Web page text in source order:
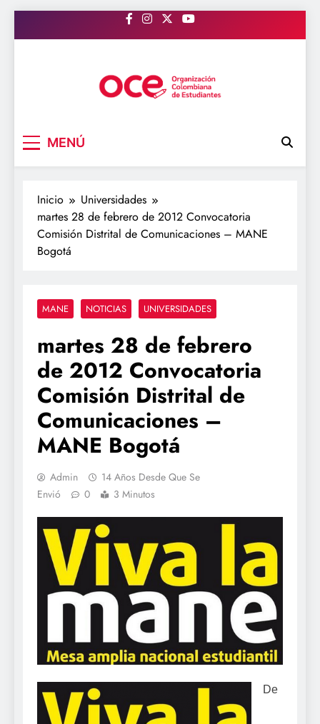
al
MENÚ
Inicio
Universidades
martes 28 de febrero de 2012 Convocatoria
Comisión Distrital de Comunicaciones – MANE
Bogotá
MANE NOTICIAS UNIVERSIDADES
martes 28 de febrero
de 2012 Convocatoria
Comisión Distrital de
Comunicaciones –
MANE Bogotá
Admin
14 Años Desde Que Se
Envió
0 3 Minutos
De